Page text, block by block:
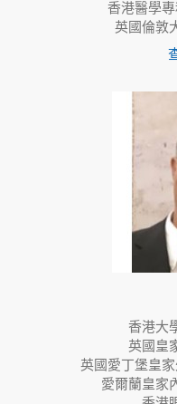
香港醫學專
英國倫敦
香港大
英國皇
英國愛丁堡皇家
愛爾蘭皇家